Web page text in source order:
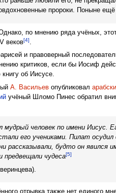
пророки. Поныне
по мнению ряда учёных,
веков[4].
и правоверный
критиков, если бы Иосиф
об Иисусе.
А. Васильев опубликовал
учёный Шломо Пинес обратил
человек по имени Иисус.
его учениками. Пилат
рассказывали, будто он
предвещали чудеса[5]
отрывка также нет единого